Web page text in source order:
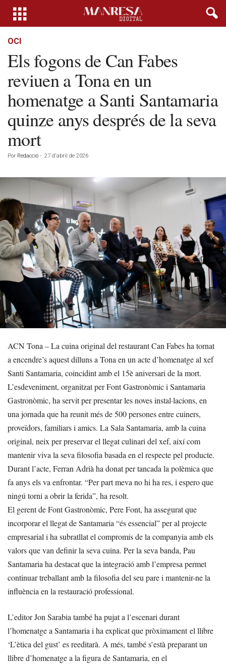
OCI
Els fogons de Can Fabes
reviuen a Tona en un
homenatge a Santi Santamaria
quinze anys després de la seva
mort
Por Redacció - 27 d'abril de 2026
ACN Tona – La cuina original del restaurant Can Fabes ha tornat
a encendre’s aquest dilluns a Tona en un acte d’homenatge al xef
Santi Santamaria, coincidint amb el 15è aniversari de la mort.
L’esdeveniment, organitzat per Font Gastronòmic i Santamaria
Gastronòmic, ha servit per presentar les noves instal·lacions, en
una jornada que ha reunit més de 500 persones entre cuiners,
proveïdors, familiars i amics. La Sala Santamaria, amb la cuina
original, neix per preservar el llegat culinari del xef, així com
mantenir viva la seva filosofia basada en el respecte pel producte.
Durant l’acte, Ferran Adrià ha donat per tancada la polèmica que
fa anys els va enfrontar. “Per part meva no hi ha res, i espero que
ningú torni a obrir la ferida”, ha resolt.
El gerent de Font Gastronòmic, Pere Font, ha assegurat que
incorporar el llegat de Santamaria “és essencial” per al projecte
empresarial i ha subratllat el compromís de la companyia amb els
valors que van definir la seva cuina. Per la seva banda, Pau
Santamaria ha destacat que la integració amb l’empresa permet
continuar treballant amb la filosofia del seu pare i mantenir-ne la
influència en la restauració professional.
L’editor Jon Sarabia també ha pujat a l’escenari durant
l’homenatge a Santamaria i ha explicat que pròximament el llibre
‘L’ètica del gust’ es reeditarà. A més, també s’està preparant un
llibre d’homenatge a la figura de Santamaria, en el